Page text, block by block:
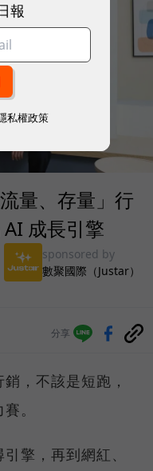
量、存量」行
成長引擎
sponsored by
數聚國際（Justar）
分享
，不該是短跑，
。
擎，再到網紅、
報
私權政策